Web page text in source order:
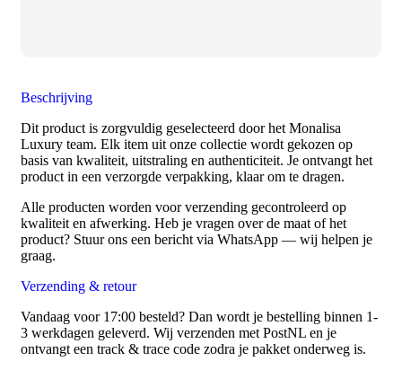
Beschrijving
Dit product is zorgvuldig geselecteerd door het Monalisa
Luxury team. Elk item uit onze collectie wordt gekozen op
basis van kwaliteit, uitstraling en authenticiteit. Je ontvangt het
product in een verzorgde verpakking, klaar om te dragen.
Alle producten worden voor verzending gecontroleerd op
kwaliteit en afwerking. Heb je vragen over de maat of het
product? Stuur ons een bericht via WhatsApp — wij helpen je
graag.
Verzending & retour
Vandaag voor 17:00 besteld? Dan wordt je bestelling binnen 1-
3 werkdagen geleverd. Wij verzenden met PostNL en je
ontvangt een track & trace code zodra je pakket onderweg is.